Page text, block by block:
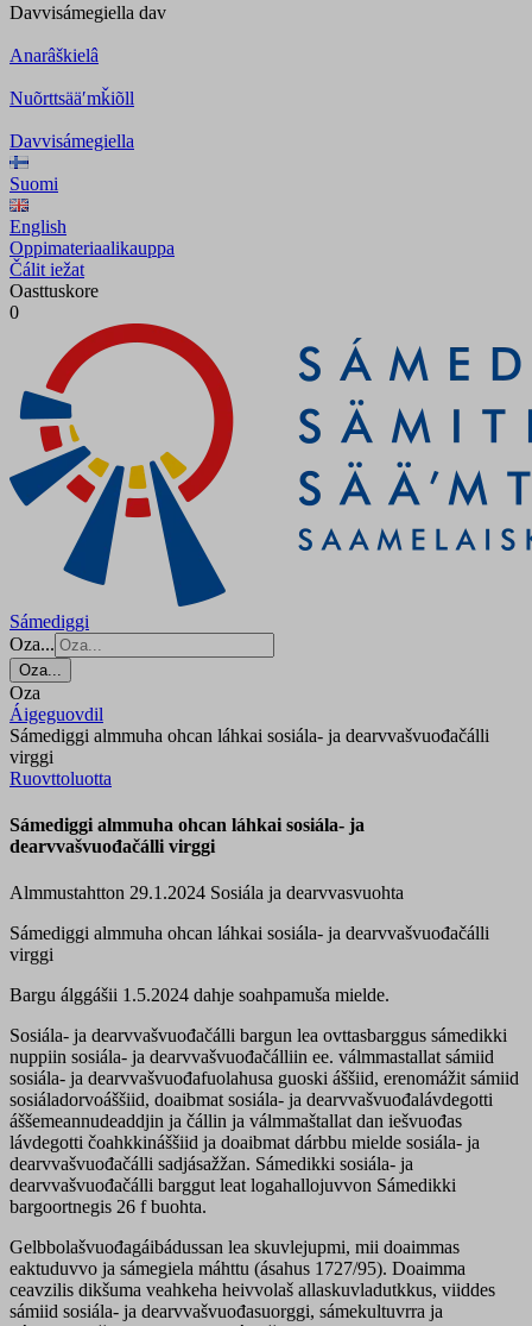
Davvisámegiella dav
Anarâškielâ
Nuõrttsääʹmǩiõll
Davvisámegiella
Suomi
English
Oppimateriaalikauppa
Čálit iežat
Oasttuskore
0
Sámediggi
Oza...
Oza...
Oza
Áigeguovdil
Sámediggi almmuha ohcan láhkai sosiála- ja dearvvašvuođačálli
virggi
Ruovttoluotta
Sámediggi almmuha ohcan láhkai sosiála- ja
dearvvašvuođačálli virggi
Almmustahtton 29.1.2024 Sosiála ja dearvvasvuohta
Sámediggi almmuha ohcan láhkai sosiála- ja dearvvašvuođačálli
virggi
Bargu álggášii 1.5.2024 dahje soahpamuša mielde.
Sosiála- ja dearvvašvuođačálli bargun lea ovttasbarggus sámedikki
nuppiin sosiála- ja dearvvašvuođačálliin ee. válmmastallat sámiid
sosiála- ja dearvvašvuođafuolahusa guoski áššiid, erenomážit sámiid
sosiáladorvoáššiid, doaibmat sosiála- ja dearvvašvuođalávdegotti
áššemeannudeaddjin ja čállin ja válmmaštallat dan iešvuođas
lávdegotti čoahkkináššiid ja doaibmat dárbbu mielde sosiála- ja
dearvvašvuođačálli sadjásažžan. Sámedikki sosiála- ja
dearvvašvuođačálli barggut leat logahallojuvvon Sámedikki
bargoortnegis 26 f buohta.
Gelbbolašvuođagáibádussan lea skuvlejupmi, mii doaimmas
eaktuduvvo ja sámegiela máhttu (ásahus 1727/95). Doaimma
ceavzilis dikšuma veahkeha heivvolaš allaskuvladutkkus, viiddes
sámiid sosiála- ja dearvvašvuođasuorggi, sámekultuvrra ja